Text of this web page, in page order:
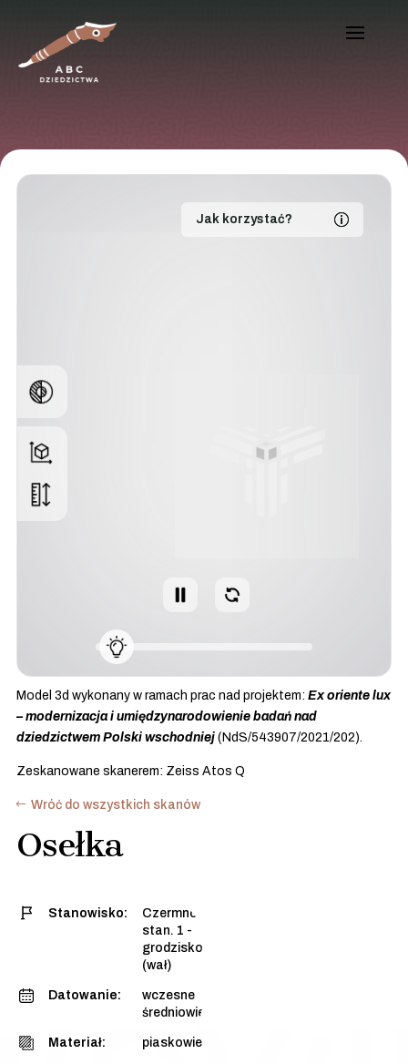
Jak korzystać?
Model 3d wykonany w ramach prac nad projektem: Ex oriente lux
– modernizacja i umiędzynarodowienie badań nad
dziedzictwem Polski wschodniej (NdS/543907/2021/202).
Zeskanowane skanerem: Zeiss Atos Q
Wróć do wszystkich skanów
Osełka
Stanowisko:
Czermno,
stan. 1 -
grodzisko
(wał)
Datowanie:
wczesne
średniowiecze
Materiał: piaskowiec